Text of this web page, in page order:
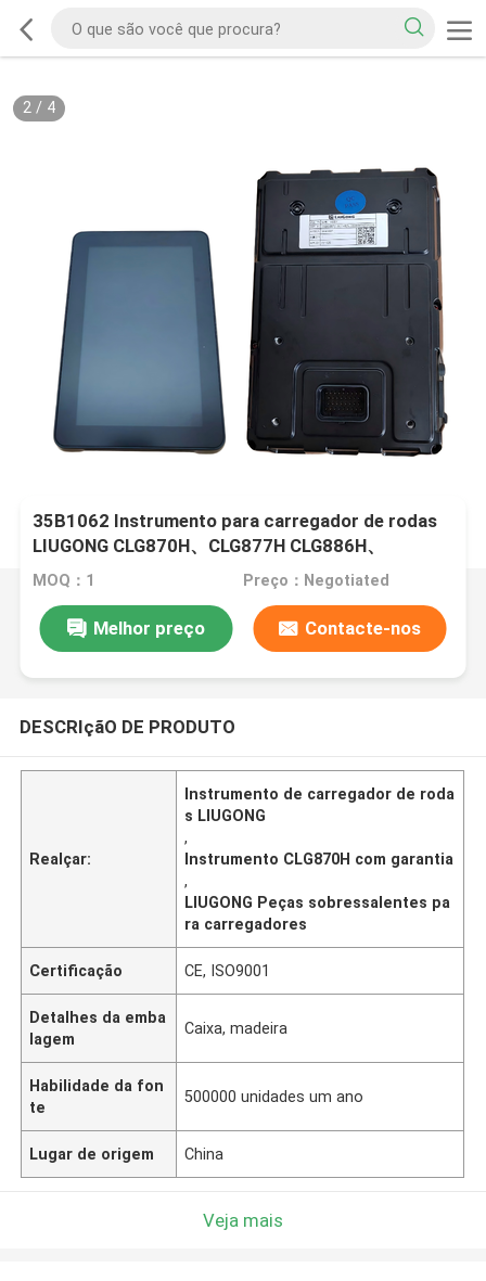
2/ 4
35B1062 Instrumento para carregador de rodas
LIUGONG CLG870H、CLG877H CLG886H、
CLG888H
MOQ：1 Preço：Negotiated
Melhor preço Contacte-nos
DESCRIçãO DE PRODUTO
Realçar:
Instrumento de carregador de roda
s LIUGONG
,
Instrumento CLG870H com garantia
,
LIUGONG Peças sobressalentes pa
ra carregadores
Certificação CE, ISO9001
Detalhes da emba
lagem
Caixa, madeira
Habilidade da fon
te
500000 unidades um ano
Lugar de origem China
Veja mais